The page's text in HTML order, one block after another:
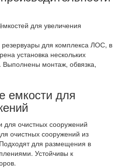
для комплекса ЛОС, в
установка нескольких
Выполнены монтаж, обвязка,
емкости для
очистных сооружений из
для размещения в
Устойчивы к